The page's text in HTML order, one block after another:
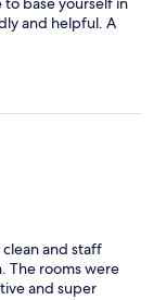
and helpful. A
and staff
The rooms were
and super